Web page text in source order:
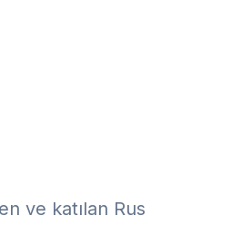
ve katılan Rus